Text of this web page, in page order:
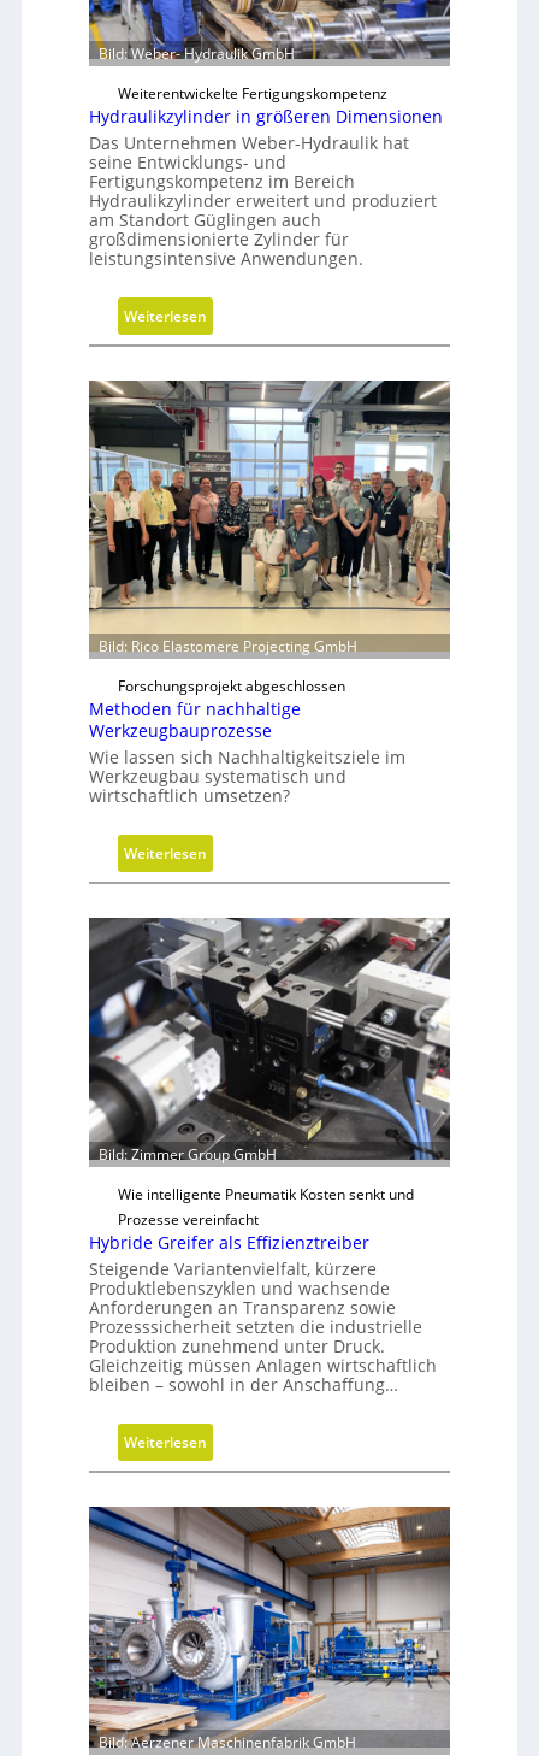
Bild: Weber- Hydraulik GmbH
Weiterentwickelte Fertigungskompetenz
Hydraulikzylinder in größeren Dimensionen
Das Unternehmen Weber-Hydraulik hat
seine Entwicklungs- und
Fertigungskompetenz im Bereich
Hydraulikzylinder erweitert und produziert
am Standort Güglingen auch
großdimensionierte Zylinder für
leistungsintensive Anwendungen.
Weiterlesen:
H
d
r
a
u
l
i
z
y
i
d
e
i
n
ö
e
r
e
n
D
i
m
e
n
s
o
n
e
n
Bild: Rico Elastomere Projecting GmbH
Forschungsprojekt abgeschlossen
Methoden für nachhaltige
Werkzeugbauprozesse
Wie lassen sich Nachhaltigkeitsziele im
Werkzeugbau systematisch und
wirtschaftlich umsetzen?
Weiterlesen:
M
t
h
o
d
e
n
f
ü
r
n
c
h
a
l
t
i
g
e
k
z
e
u
g
b
a
u
p
r
Bild: Zimmer Group GmbH
Wie intelligente Pneumatik Kosten senkt und
Prozesse vereinfacht
Hybride Greifer als Effizienztreiber
Steigende Variantenvielfalt, kürzere
Produktlebenszyklen und wachsende
Anforderungen an Transparenz sowie
Prozesssicherheit setzten die industrielle
Produktion zunehmend unter Druck.
Gleichzeitig müssen Anlagen wirtschaftlich
bleiben – sowohl in der Anschaffung…
Weiterlesen:
H
b
r
i
d
e
G
r
e
i
f
Bild: Aerzener Maschinenfabrik GmbH